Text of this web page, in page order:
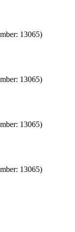
13065)
13065)
13065)
13065)